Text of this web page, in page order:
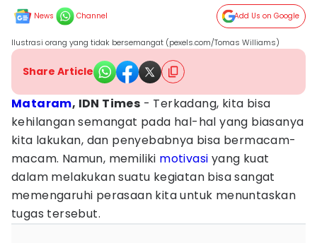
News Channel Add Us on Google
Ilustrasi orang yang tidak bersemangat (pexels.com/Tomas Williams)
Share Article
Mataram, IDN Times - Terkadang, kita bisa
kehilangan semangat pada hal-hal yang biasanya
kita lakukan, dan penyebabnya bisa bermacam-
macam. Namun, memiliki motivasi yang kuat
dalam melakukan suatu kegiatan bisa sangat
memengaruhi perasaan kita untuk menuntaskan
tugas tersebut.